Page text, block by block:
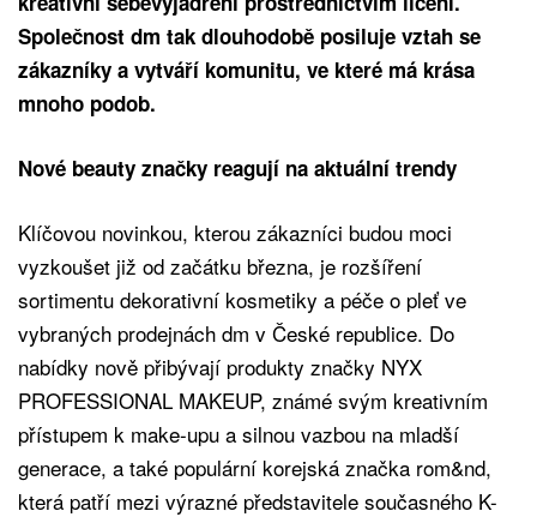
Společnost dm tak dlouhodobě posiluje vztah se
zákazníky a vytváří komunitu, ve které má krása
mnoho podob.
Nové beauty značky reagují na aktuální trendy
Klíčovou novinkou, kterou zákazníci budou moci
vyzkoušet již od začátku března, je rozšíření
sortimentu dekorativní kosmetiky a péče o pleť ve
vybraných prodejnách dm v České republice. Do
nabídky nově přibývají produkty značky NYX
PROFESSIONAL MAKEUP, známé svým kreativním
přístupem k make-upu a silnou vazbou na mladší
generace, a také populární korejská značka rom&nd,
která patří mezi výrazné představitele současného K-